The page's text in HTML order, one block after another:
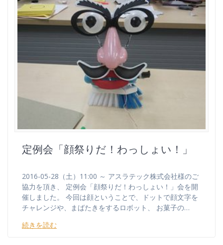
定例会「顔祭りだ！わっしょい！」
2016-05-28（土）11:00 ～ アスラテック株式会社様のご
協力を頂き、 定例会「顔祭りだ！わっしょい！」会を開
催しました。 今回は顔ということで、ドットで顔文字を
チャレンジや、まばたきをするロボット、 お菓子の…
続きを読む